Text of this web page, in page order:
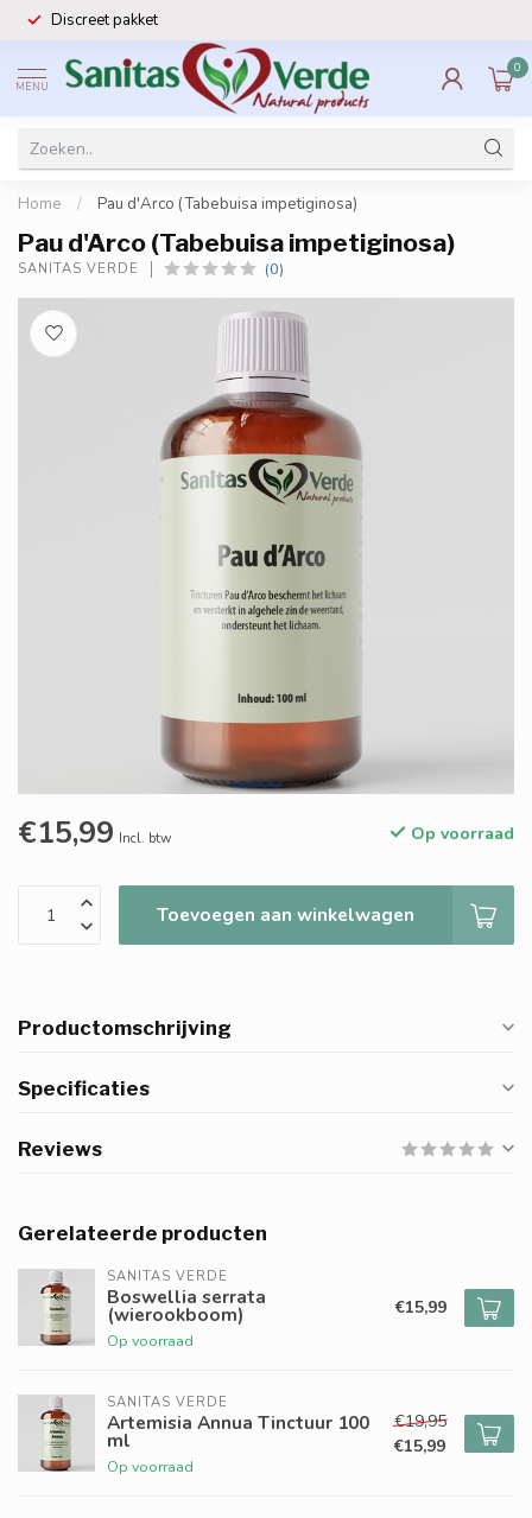
Discreet pakket
MENU
0
Home / Pau d'Arco (Tabebuisa impetiginosa)
Pau d'Arco (Tabebuisa impetiginosa)
SANITAS VERDE (0)
€15,99 Incl. btw Op voorraad
Toevoegen aan winkelwagen
Productomschrijving
Specificaties
Reviews
Gerelateerde producten
SANITAS VERDE
Boswellia serrata
(wierookboom)
Op voorraad
€15,99
SANITAS VERDE
Artemisia Annua Tinctuur 100
ml
Op voorraad
€19,95
€15,99